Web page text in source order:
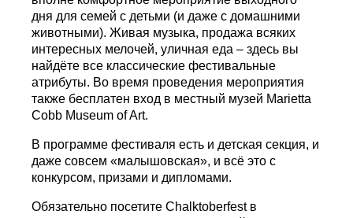
дня для семей с детьми (и даже с домашними
животными). Живая музыка, продажа всяких
интересных мелочей, уличная еда – здесь вы
найдёте все классические фестивальные
атрибуты. Во время проведения мероприятия
также бесплатен вход в местный музей Marietta
Cobb Museum of Art.
В программе фестиваля есть и детская секция, и
даже совсем «малышовская», и всё это с
конкурсом, призами и дипломами.
Обязательно посетите Chalktoberfest в